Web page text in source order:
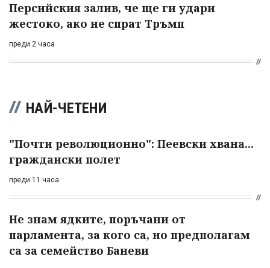
Персийския залив, че ще ги удари
жестоко, ако не спрат Тръмп
преди 2 часа
НАЙ-ЧЕТЕНИ
"Почти революционно": Пеевски хвана...
граждански полет
преди 11 часа
Не знам ядките, поръчани от
парламента, за кого са, но предполагам
са за семейство Баневи